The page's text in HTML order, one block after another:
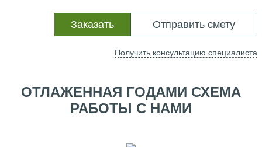
Отправить смету
Заказать
Получить консультацию специалиста
ОТЛАЖЕННАЯ ГОДАМИ СХЕМА
РАБОТЫ С НАМИ